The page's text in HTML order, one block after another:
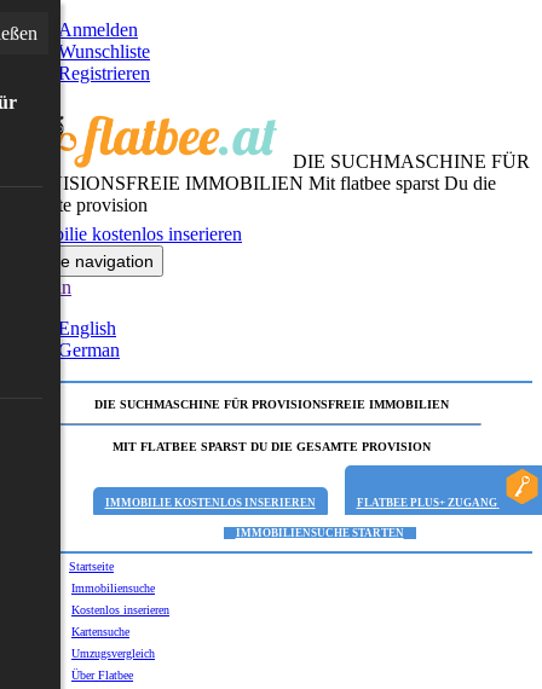
Anmelden
Wunschliste
Registrieren
DIE SUCHMASCHINE FÜR
PROVISIONSFREIE IMMOBILIEN Mit flatbee sparst Du die
gesamte provision
Immobilie kostenlos inserieren
Toggle navigation
German
English
German
DIE SUCHMASCHINE FÜR PROVISIONSFREIE IMMOBILIEN
MIT FLATBEE SPARST DU DIE GESAMTE PROVISION
IMMOBILIE KOSTENLOS INSERIEREN FLATBEE PLUS+ ZUGANG
IMMOBILIENSUCHE STARTEN
Startseite
Immobiliensuche
Kostenlos inserieren
Kartensuche
Umzugsvergleich
Über Flatbee